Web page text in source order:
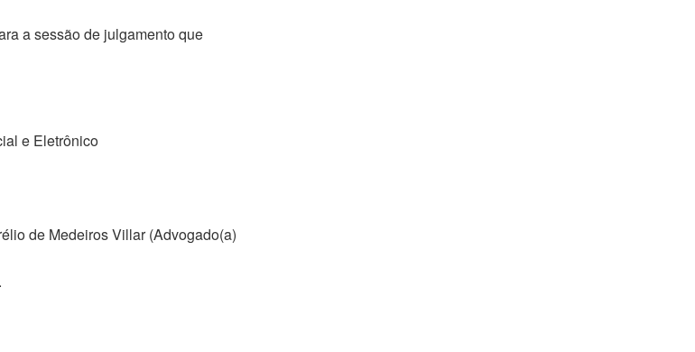
a sessão de julgamento que
e Eletrônico
de Medeiros Villar (Advogado(a)